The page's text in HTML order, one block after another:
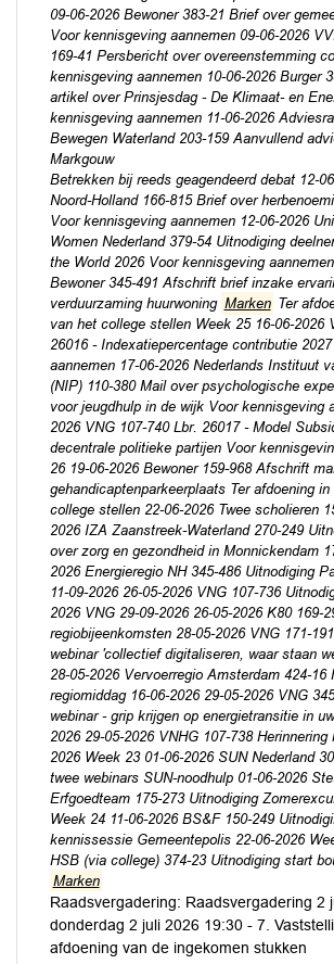
09-06-2026 Bewoner 383-21 Brief over
Voor kennisgeving aannemen 09-06-2026
169-41 Persbericht over overeenstemming
kennisgeving aannemen 10-06-2026 Burger
artikel over Prinsjesdag - De Klimaat- en
kennisgeving aannemen 11-06-2026
Bewegen Waterland 203-159 Aanvullend
Markgouw
Betrekken bij reeds geagendeerd debat 12-
Noord-Holland 166-815 Brief over
Voor kennisgeving aannemen 12-06-2026
Women Nederland 379-54 Uitnodiging
the World 2026 Voor kennisgeving
Bewoner 345-491 Afschrift brief inzake
verduurzaming huurwoning Marken Ter
van het college stellen Week 25 16-06-2026
26016 - Indexatiepercentage contributie
aannemen 17-06-2026 Nederlands Instituut
(NIP) 110-380 Mail over psychologische
voor jeugdhulp in de wijk Voor kennisgeving
2026 VNG 107-740 Lbr. 26017 - Model
decentrale politieke partijen Voor
26 19-06-2026 Bewoner 159-968 Afschrift
gehandicaptenparkeerplaats Ter afdoening
college stellen 22-06-2026 Twee scholieren
2026 IZA Zaanstreek-Waterland 270-249
over zorg en gezondheid in Monnickendam
2026 Energieregio NH 345-486 Uitnodiging
11-09-2026 26-05-2026 VNG 107-736
2026 VNG 29-09-2026 26-05-2026 K80 169-
regiobijeenkomsten 28-05-2026 VNG 171-
webinar 'collectief digitaliseren, waar staan
28-05-2026 Vervoerregio Amsterdam 424-16
regiomiddag 16-06-2026 29-05-2026 VNG
webinar - grip krijgen op energietransitie in
2026 29-05-2026 VNHG 107-738
2026 Week 23 01-06-2026 SUN Nederland
twee webinars SUN-noodhulp 01-06-2026
Erfgoedteam 175-273 Uitnodiging
Week 24 11-06-2026 BS&F 150-249
kennissessie Gemeentepolis 22-06-2026
HSB (via college) 374-23 Uitnodiging start
Marken
Raadsvergadering: Raadsvergadering 2
donderdag 2 juli 2026 19:30 - 7.
afdoening van de ingekomen stukken